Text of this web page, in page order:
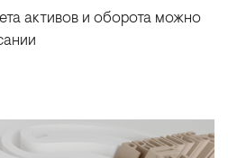
активов и оборота можно